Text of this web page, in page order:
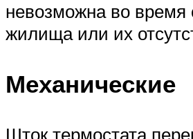
невозможна во время
жилища или их
Механические
Шток термостата